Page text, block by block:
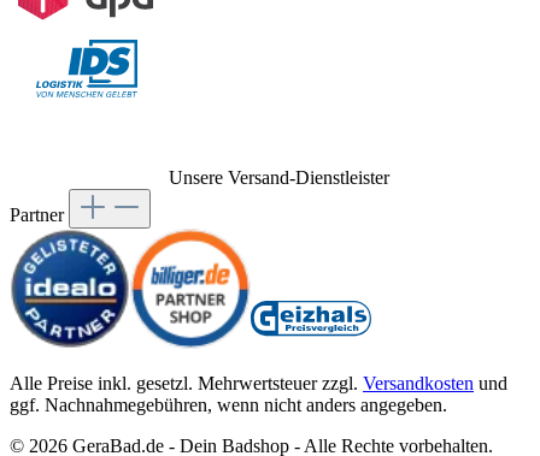
Unsere Versand-Dienstleister
Partner
Alle Preise inkl. gesetzl. Mehrwertsteuer zzgl. Versandkosten und
ggf. Nachnahmegebühren, wenn nicht anders angegeben.
© 2026 GeraBad.de - Dein Badshop - Alle Rechte vorbehalten.